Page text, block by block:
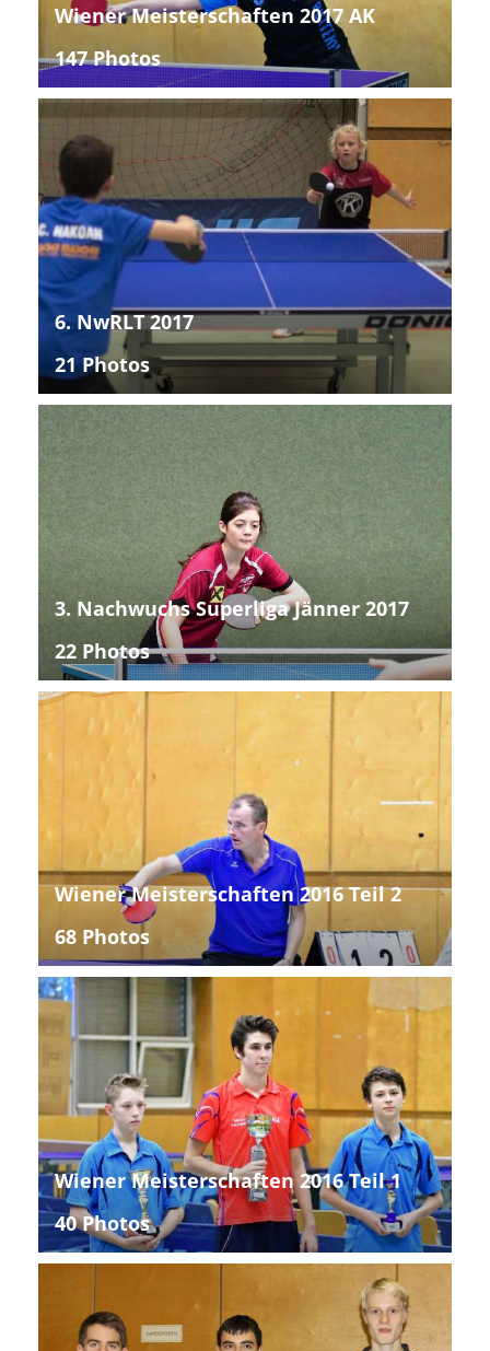
Wiener Meisterschaften 2017 AK
147 Photos
6. NwRLT 2017
21 Photos
3. Nachwuchs Superliga Jänner 2017
22 Photos
Wiener Meisterschaften 2016 Teil 2
68 Photos
Wiener Meisterschaften 2016 Teil 1
40 Photos